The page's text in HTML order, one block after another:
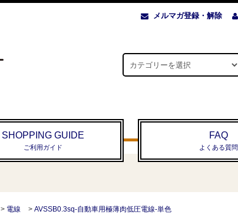
メルマガ登録・解除
SHOPPING GUIDE
ご利用ガイド
FAQ
よくある質問
> 電線 > AVSSB0.3sq-自動車用極薄肉低圧電線-単色